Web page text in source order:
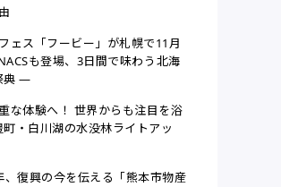
ェス「フービー」が札幌で11月
も登場、3日間で味わう北海
典 ―
な体験へ！ 世界からも注目を浴
・白川湖の水没林ライトアッ
、復興の今を伝える「熊本市物産